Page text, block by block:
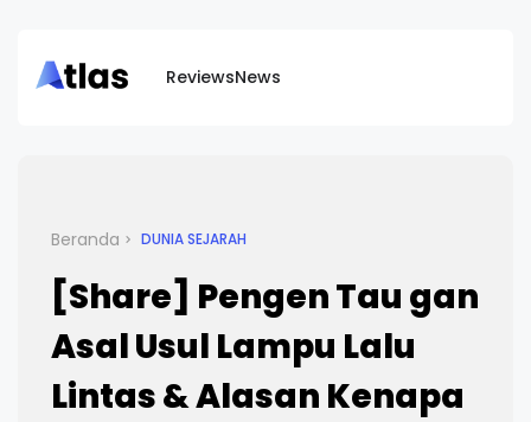
ReviewsNews
Beranda DUNIA SEJARAH
[Share] Pengen Tau gan
Asal Usul Lampu Lalu
Lintas & Alasan Kenapa